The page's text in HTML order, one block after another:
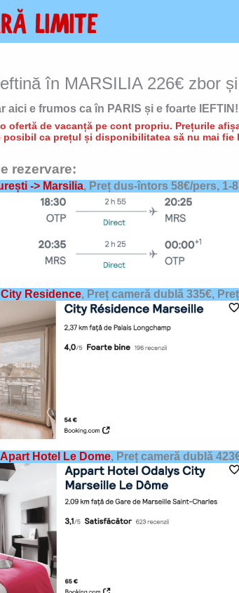
în MARSILIA 226€ zbor
aici e frumos ca în PARIS și e foarte IEFTIN!
ofertă de vacanță pe cont propriu. Prețurile
posibil ca prețul și disponibilitatea să nu mai fie
rezervare:
-> Marsilia, Preț dus-întors 58€/pers, 1-
Residence, Preț cameră dublă 335€,
Apart Hotel Le Dome, Preț cameră dublă